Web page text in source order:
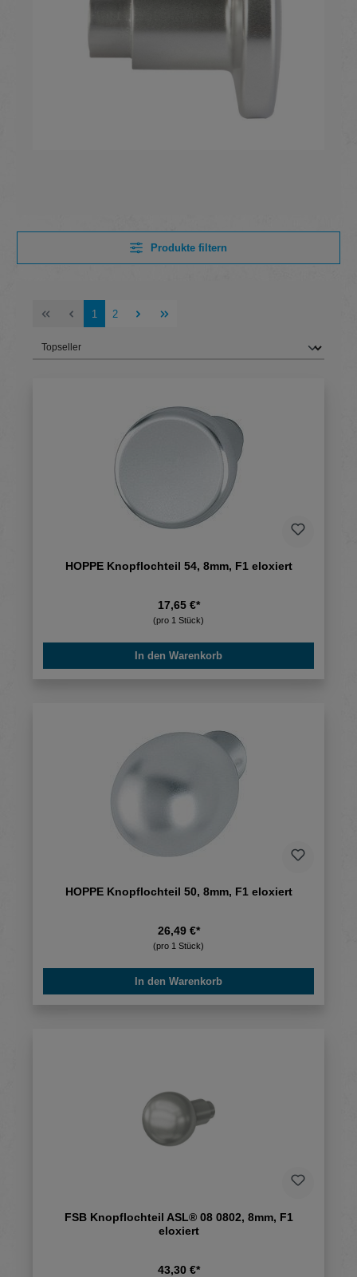
Produkte filtern
Seite
1 Seite
2
HOPPE Knopflochteil 54, 8mm, F1 eloxiert
17,65 €*
(pro 1 Stück)
In den Warenkorb
HOPPE Knopflochteil 50, 8mm, F1 eloxiert
26,49 €*
(pro 1 Stück)
In den Warenkorb
FSB Knopflochteil ASL® 08 0802, 8mm, F1
eloxiert
43,30 €*